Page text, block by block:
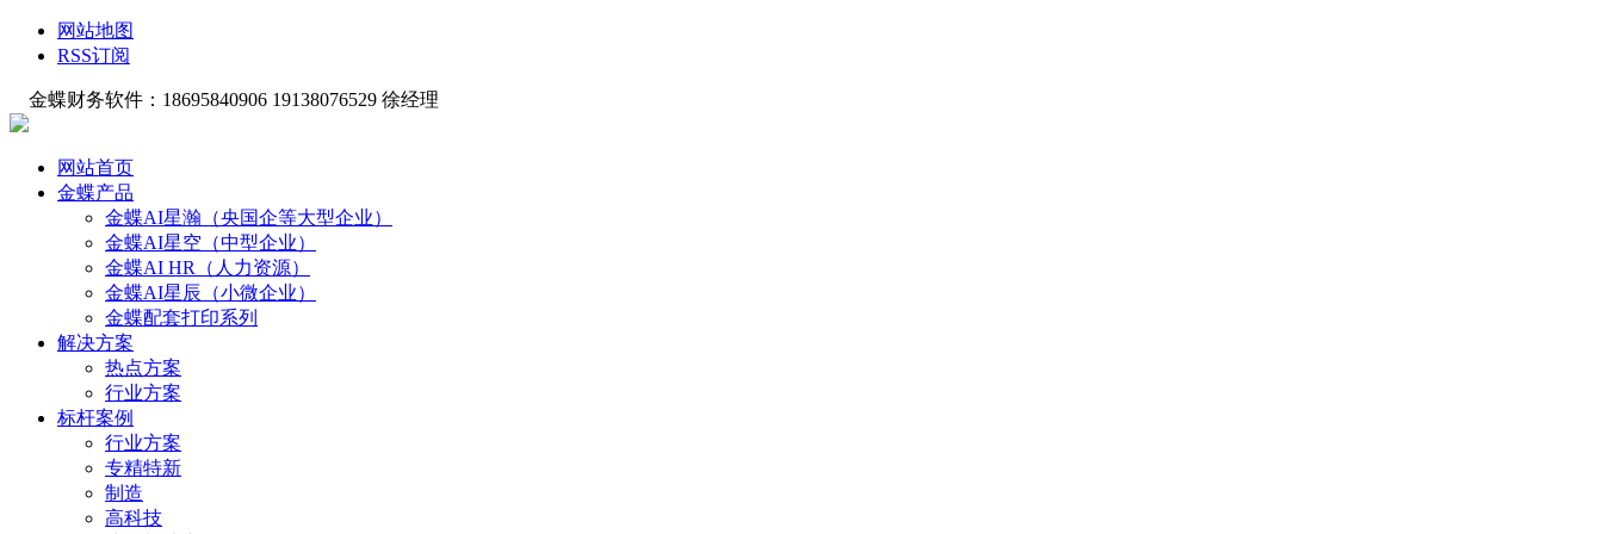
网站地图
RSS订阅
金蝶财务软件：18695840906 19138076529 徐经理
网站首页
金蝶产品
金蝶AI星瀚（央国企等大型企业）
金蝶AI星空（中型企业）
金蝶AI HR（人力资源）
金蝶AI星辰（小微企业）
金蝶配套打印系列
解决方案
热点方案
行业方案
标杆案例
行业方案
专精特新
制造
高科技